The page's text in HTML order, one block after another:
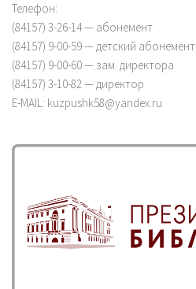
Телефон:
(84157) 3-26-14 — абонемент
(84157) 9-00-59 — детский абонемент
(84157) 9-00-60 — зам. директора
(84157) 3-10-82 — директор
E-MAIL: kuzpushk58@yandex.ru